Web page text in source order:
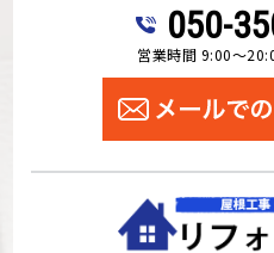
050-
営業時間 9:00～